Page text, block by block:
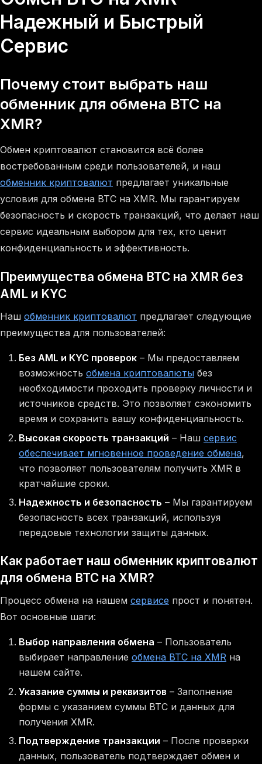
Надежный и Быстрый
Сервис
Почему стоит выбрать наш
обменник для обмена BTC на
XMR?
Обмен криптовалют становится всё более
востребованным среди пользователей, и наш
обменник криптовалют предлагает уникальные
условия для обмена BTC на XMR. Мы гарантируем
безопасность и скорость транзакций, что делает наш
сервис идеальным выбором для тех, кто ценит
конфиденциальность и эффективность.
Преимущества обмена BTC на XMR без
AML и KYC
Наш обменник криптовалют предлагает следующие
преимущества для пользователей:
Без AML и KYC проверок – Мы предоставляем
возможность обмена криптовалюты без
необходимости проходить проверку личности и
источников средств. Это позволяет сэкономить
время и сохранить вашу конфиденциальность.
Высокая скорость транзакций – Наш сервис
обеспечивает мгновенное проведение обмена,
что позволяет пользователям получить XMR в
кратчайшие сроки.
Надежность и безопасность – Мы гарантируем
безопасность всех транзакций, используя
передовые технологии защиты данных.
Как работает наш обменник криптовалют
для обмена BTC на XMR?
Процесс обмена на нашем сервисе прост и понятен.
Вот основные шаги:
Выбор направления обмена – Пользователь
выбирает направление обмена BTC на XMR на
нашем сайте.
Указание суммы и реквизитов – Заполнение
формы с указанием суммы BTC и данных для
получения XMR.
Подтверждение транзакции – После проверки
данных, пользователь подтверждает обмен и